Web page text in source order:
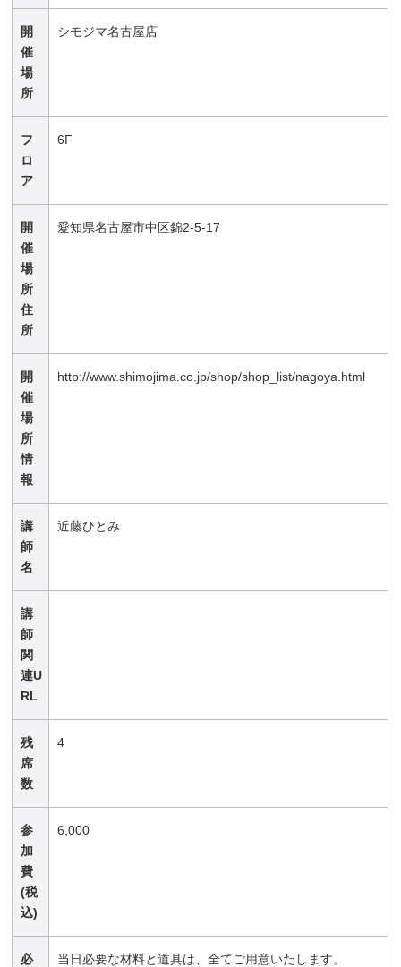
開
催
場
所
シモジマ名古屋店
フ
ロ
ア
6F
開
催
場
所
住
所
愛知県名古屋市中区錦2-5-17
開
催
場
所
情
報
http://www.shimojima.co.jp/shop/shop_list/nagoya.html
講
師
名
近藤ひとみ
講
師
関
連U
RL
残
席
数
4
参
加
費
(税
込)
6,000
必 当日必要な材料と道具は、全てご用意いたします。